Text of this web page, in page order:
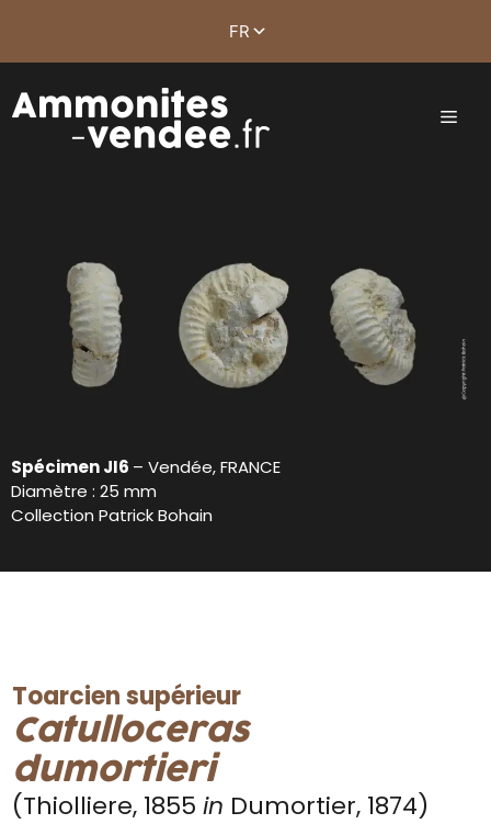
Spécimen JI6 – Vendée, FRANCE
Diamètre : 25 mm
Collection Patrick Bohain
Toarcien supérieur
Catulloceras
dumortieri
(Thiolliere, 1855in Dumortier, 1874)